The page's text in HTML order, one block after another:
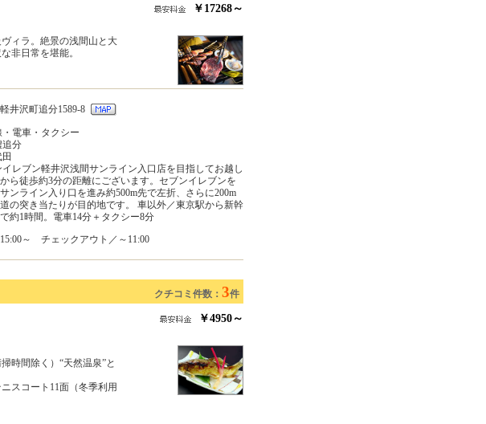
￥17268～
ィラ。絶景の浅間山と大
非日常を堪能。
井沢町追分1589‐8
電車・タクシー
追分
レブン軽井沢浅間サンライン入口店を目指してお越し
ら徒歩約3分の距離にございます。セブンイレブンを
ンライン入り口を進み約500m先で左折、さらに200m
の突き当たりが目的地です。 車以外／東京駅から新幹
約1時間。電車14分＋タクシー8分
～ チェックアウト／～11:00
クチコミ件数： 3件
￥4950～
時間除く）“天然温泉”と
スコート11面（冬季利用